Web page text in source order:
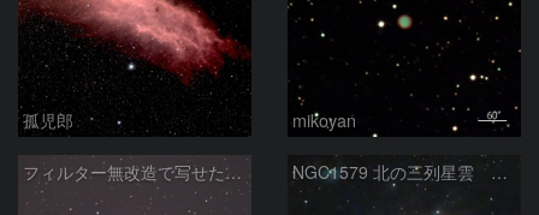
孤児郎 mikoyan
フィルター無改造で写せたカリフォルニア星雲 NGC1579 北の三列星雲 ペルセウス座